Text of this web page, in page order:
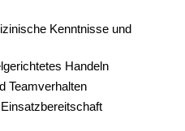
Kenntnisse und
Handeln
Teamverhalten